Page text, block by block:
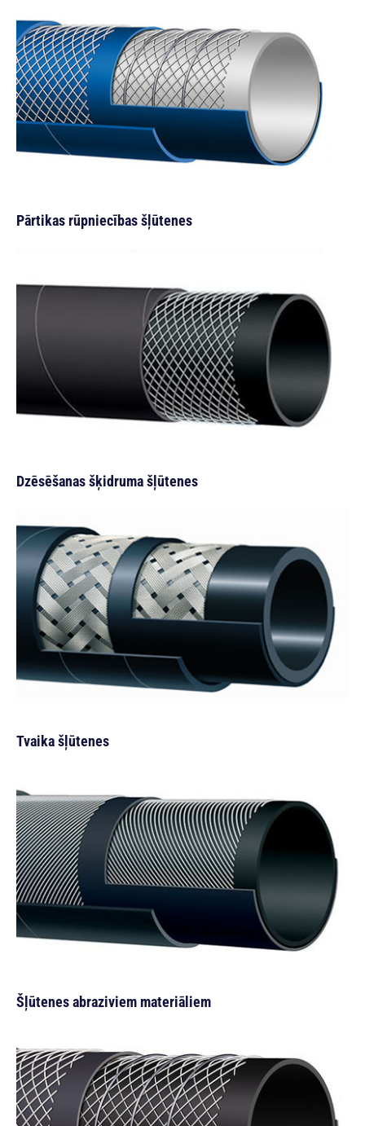
Pārtikas rūpniecības šļūtenes
Dzēsēšanas šķidruma šļūtenes
Tvaika šļūtenes
Šļūtenes abraziviem materiāliem